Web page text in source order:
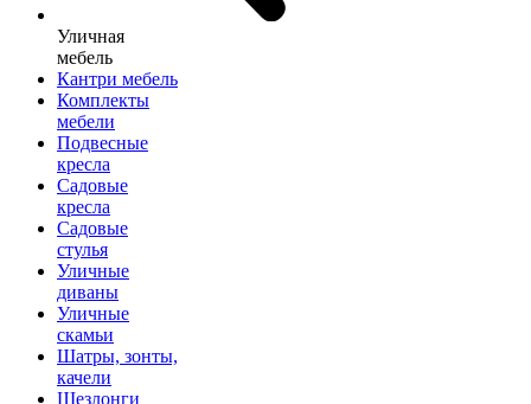
Уличная
мебель
Кантри мебель
Комплекты
мебели
Подвесные
кресла
Садовые
кресла
Садовые
стулья
Уличные
диваны
Уличные
скамьи
Шатры, зонты,
качели
Шезлонги